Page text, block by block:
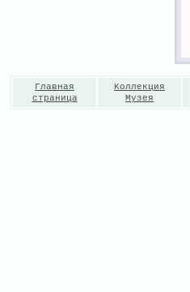
Главная
страница
Коллекция
Музея